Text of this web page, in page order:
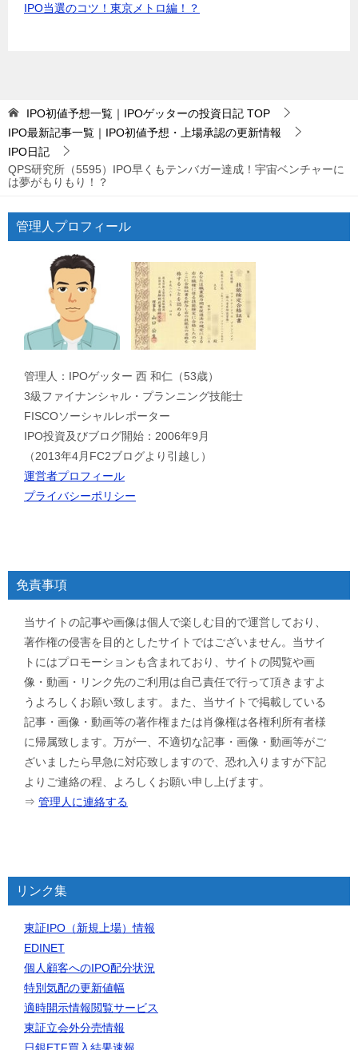
IPO当選のコツ！東京メトロ編！？
IPO初値予想一覧｜IPOゲッターの投資日記 TOP
IPO最新記事一覧｜IPO初値予想・上場承認の更新情報
IPO日記
QPS研究所（5595）IPO早くもテンバガー達成！宇宙ベンチャーに
は夢がもりもり！？
管理人プロフィール
管理人：IPOゲッター 西 和仁（53歳）
3級ファイナンシャル・プランニング技能士
FISCOソーシャルレポーター
IPO投資及びブログ開始：2006年9月
（2013年4月FC2ブログより引越し）
運営者プロフィール
プライバシーポリシー
免責事項
当サイトの記事や画像は個人で楽しむ目的で運営しており、
著作権の侵害を目的としたサイトではございません。当サイ
トにはプロモーションも含まれており、サイトの閲覧や画
像・動画・リンク先のご利用は自己責任で行って頂きますよ
うよろしくお願い致します。また、当サイトで掲載している
記事・画像・動画等の著作権または肖像権は各権利所有者様
に帰属致します。万が一、不適切な記事・画像・動画等がご
ざいましたら早急に対応致しますので、恐れ入りますが下記
よりご連絡の程、よろしくお願い申し上げます。
⇒ 管理人に連絡する
リンク集
東証IPO（新規上場）情報
EDINET
個人顧客へのIPO配分状況
特別気配の更新値幅
適時開示情報閲覧サービス
東証立会外分売情報